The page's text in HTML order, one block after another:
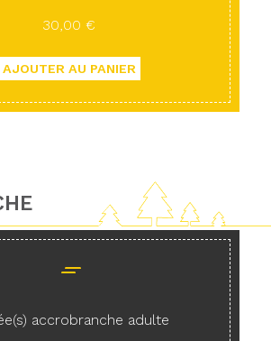
30,00 €
accrobranche adulte